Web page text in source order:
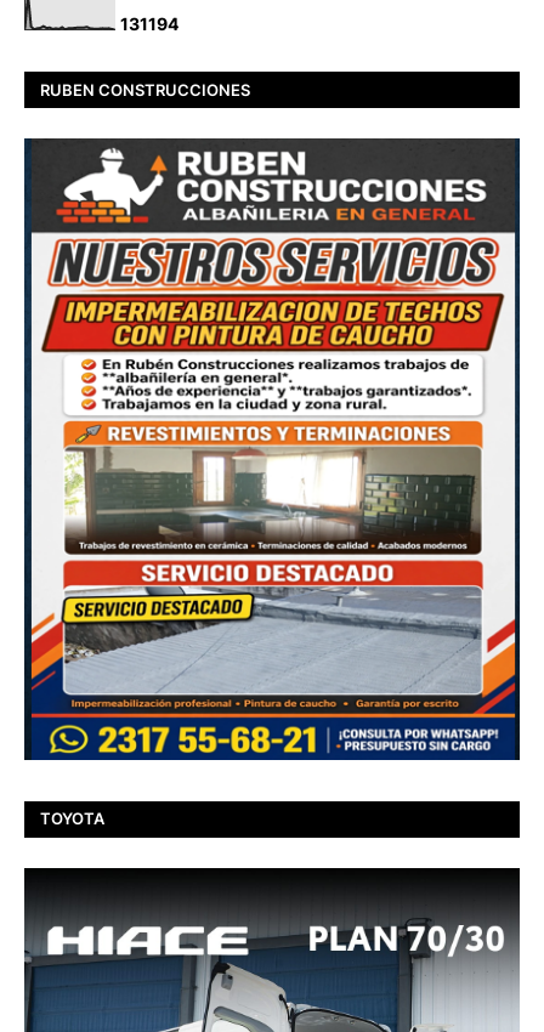
131194
RUBEN CONSTRUCCIONES
TOYOTA